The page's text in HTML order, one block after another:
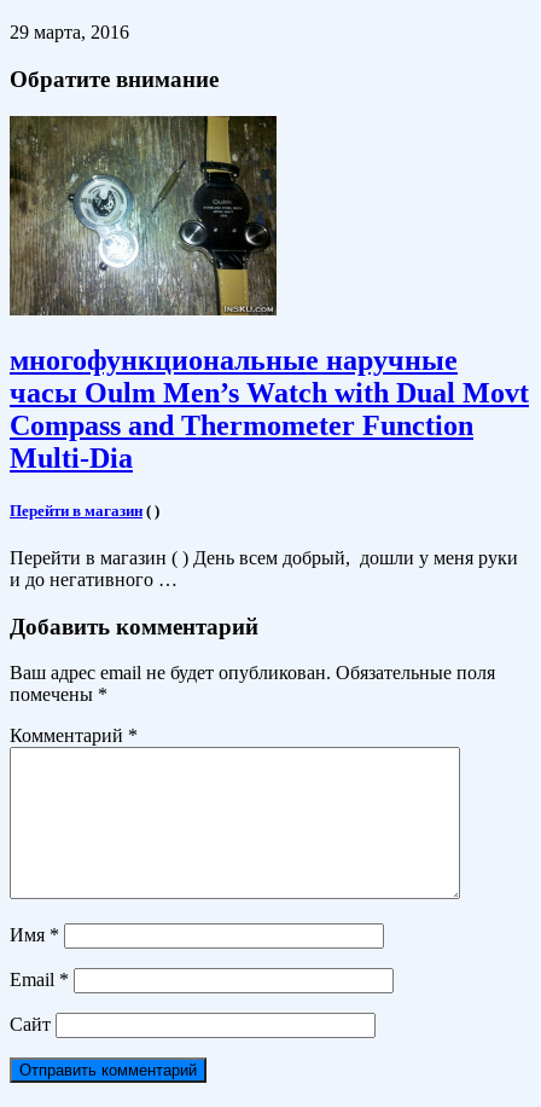
29 марта, 2016
Обратите внимание
многофункциональные наручные
часы Oulm Men’s Watch with Dual Movt
Compass and Thermometer Function
Multi-Dia
Перейти в магазин ( )
Перейти в магазин ( ) День всем добрый, дошли у меня руки
и до негативного …
Добавить комментарий
Ваш адрес email не будет опубликован. Обязательные поля
помечены *
Комментарий *
Имя *
Email *
Сайт